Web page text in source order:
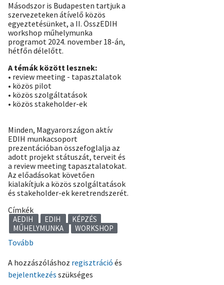
Másodszor is Budapesten tartjuk a
szervezeteken átívelő közös
egyeztetésünket, a II. ÖsszEDIH
workshop műhelymunka
programot 2024. november 18-án,
hétfőn délelőtt.
A témák között lesznek:
• review meeting - tapasztalatok
• közös pilot
• közös szolgáltatások
• közös stakeholder-ek
Minden, Magyarországon aktív
EDIH munkacsoport
prezentációban összefoglalja az
adott projekt státuszát, terveit és
a review meeting tapasztalatokat.
Az előadásokat követően
kialakítjuk a közös szolgáltatások
és stakeholder-ek keretrendszerét.
Címkék
AEDIH EDIH
KÉPZÉS
MŰHELYMUNKA
WORKSHOP
Tovább
Budapesten
tartjuk
A hozzászóláshoz regisztráció és
bejelentkezés szükséges